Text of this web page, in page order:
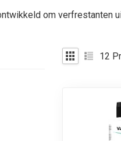
om verfrestanten
12